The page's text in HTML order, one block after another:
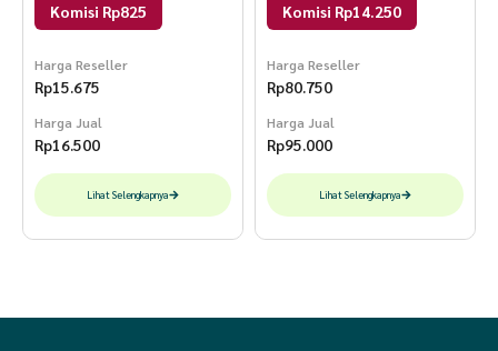
Komisi Rp825
Harga Reseller
Rp15.675
Harga Jual
Rp16.500
Lihat Selengkapnya
Komisi Rp14.250
Harga Reseller
Rp80.750
Harga Jual
Rp95.000
Lihat Selengkapnya